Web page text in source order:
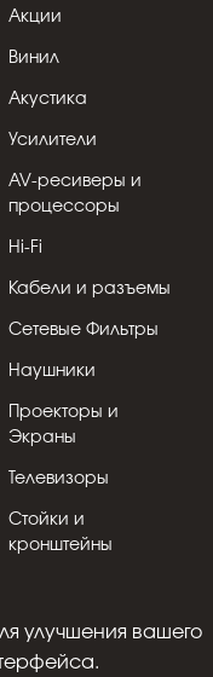
Акции
Винил
Акустика
Усилители
AV-ресиверы и
процессоры
Hi-Fi
Кабели и разъемы
Сетевые Фильтры
Наушники
Проекторы и
Экраны
Телевизоры
Стойки и
кронштейны
улучшения вашего